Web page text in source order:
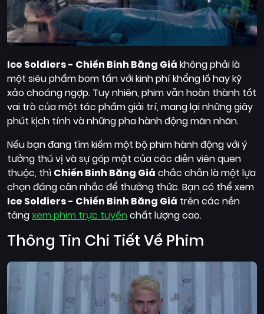
Ice Soldiers - Chiến Binh Băng Giá không phải là
một siêu phẩm bom tấn với kinh phí khổng lồ hay kỹ
xảo choáng ngợp. Tuy nhiên, phim vẫn hoàn thành tốt
vai trò của một tác phẩm giải trí, mang lại những giây
phút kịch tính và những pha hành động mãn nhãn.
Nếu bạn đang tìm kiếm một bộ phim hành động với ý
tưởng thú vị và sự góp mặt của các diễn viên quen
thuộc, thì Chiến Binh Băng Giá chắc chắn là một lựa
chọn đáng cân nhắc để thưởng thức. Bạn có thể xem
Ice Soldiers - Chiến Binh Băng Giá trên các nền
tảngxem phim trực tuyếnchất lượng cao.
Thông Tin Chi Tiết Về Phim